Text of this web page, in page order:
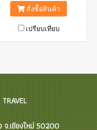
เปิดบริการทัวร์เชิงนิเวศไม่
ทรมานช้างขึ้น ไม่เฆี่ยนตี ไม่
สั่งซื้อสินค้า
เปรียบเทียบ
จ.เชียงใหม่ 50200